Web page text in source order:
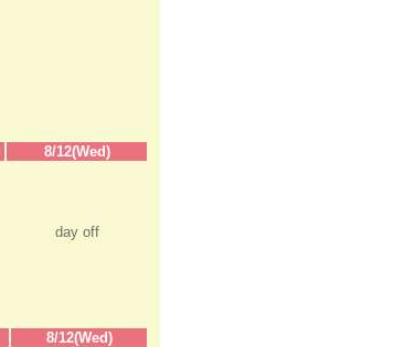
8/12(Wed)
day off
8/12(Wed)